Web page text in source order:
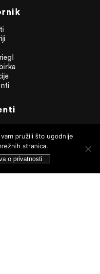
pružili što ugodnije
stranica.
o privatnosti